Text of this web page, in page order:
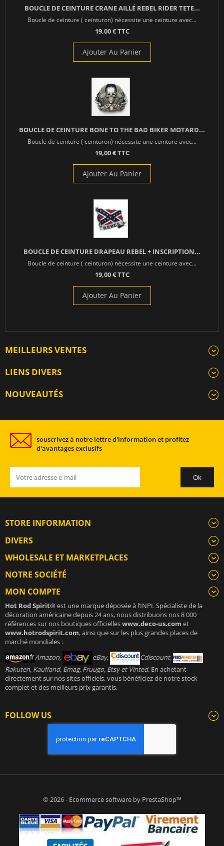
BOUCLE DE CEINTURE CRANE AILLÉ REBEL RIDER TETE...
Boucle de ceinture ( ceinturon) nécessite une ceinture avec...
19,00 € TTC
Ajouter Au Panier
BOUCLE DE CEINTURE BONE TO THE BAD BIKER MOTARD...
Boucle de ceinture ( ceinturon) nécessite une ceinture avec...
19,00 € TTC
Ajouter Au Panier
BOUCLE DE CEINTURE DRAPEAU REBEL + INSCRIPTION...
Boucle de ceinture ( ceinturon) nécessite une ceinture avec...
19,00 € TTC
Ajouter Au Panier
MEILLEURS VENTES
LIENS DIVERS
NOUVEAUTÉS
souscrivez à notre lettre d'information et profitez
d'avantages exclusifs
STORE INFORMATION
DIVERS
WHOLESALE ET MARKETPLACES
NOTRE SOCIÉTÉ
MON COMPTE
Hot Rod Spirit®est une marque déposée à l’INPI. Spécialiste de la
décoration américaine depuis 24 ans, nous distribuons nos 8 000
références sur nos boutiques officielleswww.deco-us.com et
www.hotrodspirit.com, ainsi que sur les plus grandes places de
marché mondiales :
Amazon,
eBay,
Cdiscount,
Rakuten, Kaufland, Emag, Fruugo, Etsy et Vinted. En achetant
directement sur nos sites officiels, vous bénéficiez de notre stock
complet et des meilleurs prix garantis.
FOLLOW US
© 2026 - Ecommerce software by PrestaShop™